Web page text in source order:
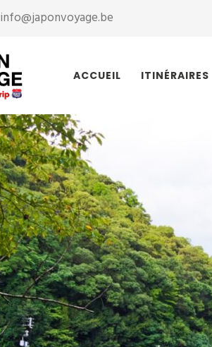
info@japonvoyage.be
ACCUEIL ITINÉRAIRES